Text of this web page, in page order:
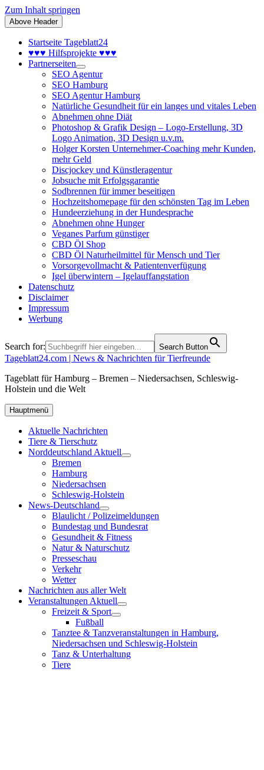
Zum Inhalt springen
Above Header
Startseite Tageblatt24
♥♥♥ Hilfsprojekte ♥♥♥
Partnerseiten
SEO Agentur
SEO Hamburg
SEO Agentur Hamburg
Natürliche Gesundheit für ein langes und vitales Leben
Abnehmen ohne Diät
Photoshop & Grafik Design – Logo-Erstellung, 3D
Logo Animation, 3D Design u.v.m.
Holger Korsten Unternehmer-Coaching mehr Kunden,
mehr Geld
Discjockey und Künstleragentur
Jobsuche mit Erfolgsgarantie
Sodbrennen für immer beseitigen
Hochzeitshomepage für den schönsten Tag im Leben
Hundeerziehung in der Hundesprache
Abnehmen ohne Hunger
Veganes Parfum günstiger
CBD Öl Shop
CBD Öl Naturheilmittel für Mensch und Tier
Vorsorgevollmacht & Patientenverfügung
Igel überwintern – Igelauffangstation
Datenschutz
Disclaimer
Impressum
Werbung
Search for: Search Button
Tageblatt24.com | News & Nachrichten für Tierfreunde
Tageblatt für Hamburg – Bremen – Niedersachsen, Schleswig-
Holstein und die Welt
Hauptmenü
Aktuelle Nachrichten
Tiere & Tierschutz
Norddeutschland Aktuell
Bremen
Hamburg
Niedersachsen
Schleswig-Holstein
News-Deutschland
Blaulicht / Polizeimeldungen
Bundestag und Bundesrat
Gesundheit & Fitness
Natur & Naturschutz
Presseschau
Verkehr
Wetter
Nachrichten aus aller Welt
Veranstaltungen Aktuell
Freizeit & Sport
Fußball
Tanztee & Tanzveranstaltungen in Hamburg,
Niedersachsen und Schleswig-Holstein
Tanz & Unterhaltung
Tiere